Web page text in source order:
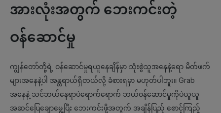
အားလုံးအတွက် ဘေးကင်းတဲ့
ဝန်ဆောင်မှု
ကျွန်တော်တို့ရဲ့ ဝန်ဆောင်မှုရယူနေချိန်မှာ သုံးစွဲသူအနေနဲ့ရော မိတ်ဖက်
များအနေနဲ့ပါ အန္တရာယ်ရှိတယ်လို့ ခံစားရမှာ မဟုတ်ပါဘူး။ Grab
အနေနဲ့ သင်ဘယ်နေရာပဲရောက်ရောက် ဘယ်ဝန်ဆောင်မှုကိုပဲယူယူ
အဆင်ပြေချောမွေ့ပြီး ဘေးကင်းဖို့အတွက် အချိန်ပြည့် စောင့်ကြည့်